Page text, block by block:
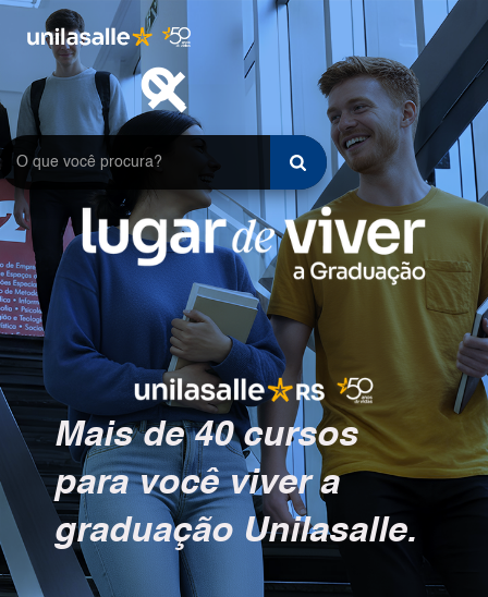
search
close
Mais de 40 cursos
para você viver a
graduação Unilasalle.